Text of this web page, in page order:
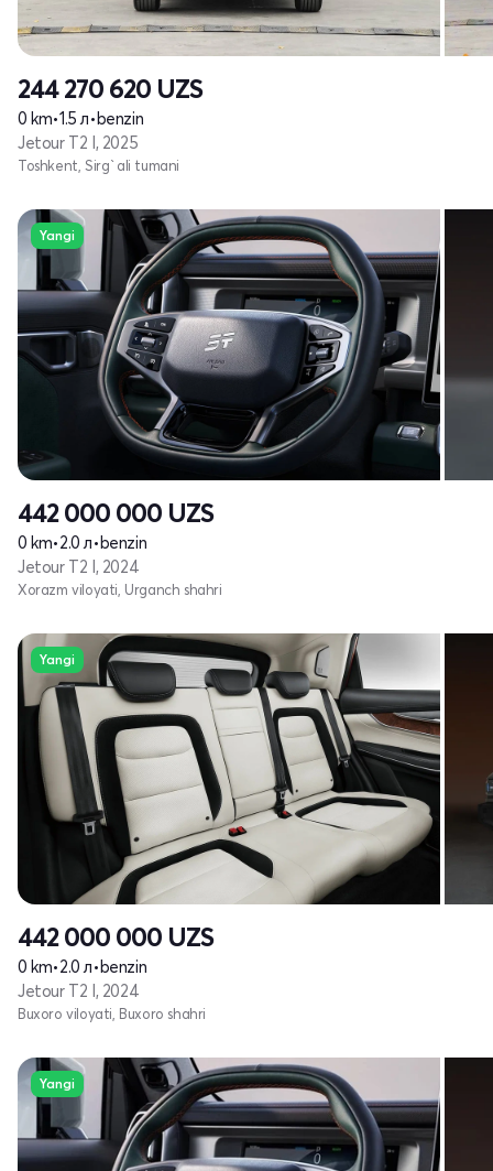
244 270 620 UZS
0 km•1.5 л•benzin
Jetour T2 I, 2025
Toshkent, Sirg`ali tumani
Yangi
442 000 000 UZS
0 km•2.0 л•benzin
Jetour T2 I, 2024
Xorazm viloyati, Urganch shahri
Yangi
442 000 000 UZS
0 km•2.0 л•benzin
Jetour T2 I, 2024
Buxoro viloyati, Buxoro shahri
Yangi